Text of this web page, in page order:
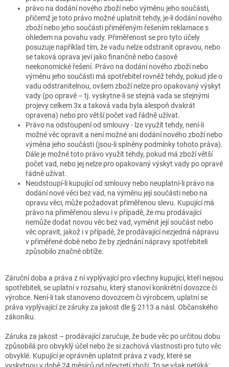
právo na dodání nového zboží nebo výměnu jeho součásti,
přičemž je toto právo možné uplatnit tehdy, je-li dodání nového
zboží nebo jeho součásti přiměřeným řešením reklamace s
ohledem na povahu vady. Přiměřenost se pro tyto účely
posuzuje například tím, že vadu nelze odstranit opravou, nebo
se taková oprava jeví jako finančně nebo časově
neekonomické řešení. Právo na dodání nového zboží nebo
výměnu jeho součásti má spotřebitel rovněž tehdy, pokud jde o
vadu odstranitelnou, ovšem zboží nelze pro opakovaný výskyt
vady (po opravě – tj. vyskytne-li se stejná vada se stejnými
projevy celkem 3x a taková vada byla alespoň dvakrát
opravena) nebo pro větší počet vad řádně užívat.
Právo na odstoupení od smlouvy - lze využít tehdy, není-li
možné věc opravit a není možné ani dodání nového zboží nebo
výměna jeho součásti (jsou-li splněny podmínky tohoto práva).
Dále je možné toto právo využít tehdy, pokud má zboží větší
počet vad, nebo jej nelze pro opakovaný výskyt vady po opravě
řádně užívat.
Neodstoupí-li kupující od smlouvy nebo neuplatní-li právo na
dodání nové věci bez vad, na výměnu její součásti nebo na
opravu věci, může požadovat přiměřenou slevu. Kupující má
právo na přiměřenou slevu i v případě, že mu prodávající
nemůže dodat novou věc bez vad, vyměnit její součást nebo
věc opravit, jakož i v případě, že prodávající nezjedná nápravu
v přiměřené době nebo že by zjednání nápravy spotřebiteli
způsobilo značné obtíže.
Záruční doba a práva z ní vyplývající pro všechny kupující, kteří nejsou
spotřebiteli, se uplatní v rozsahu, který stanoví konkrétní dovozce či
výrobce. Není-li tak stanoveno dovozcem či výrobcem, uplatní se
práva vyplývající ze záruky za jakost dle § 2113 a násl. Občanského
zákoníku.
Záruka za jakost – prodávající zaručuje, že bude věc po určitou dobu
způsobilá pro obvyklý účel nebo že si zachová vlastnosti pro tuto věc
obvyklé. Kupující je oprávněn uplatnit práva z vady, které se
vyskytnou v době 24 měsíců od převzetí zboží. To se však netýká: